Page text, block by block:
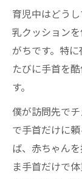
育児中はどう
乳クッション
がちです。特
たびに手首を
す。
僕が訪問先で
で手首だけに
ば、赤ちゃん
ま手首だけで